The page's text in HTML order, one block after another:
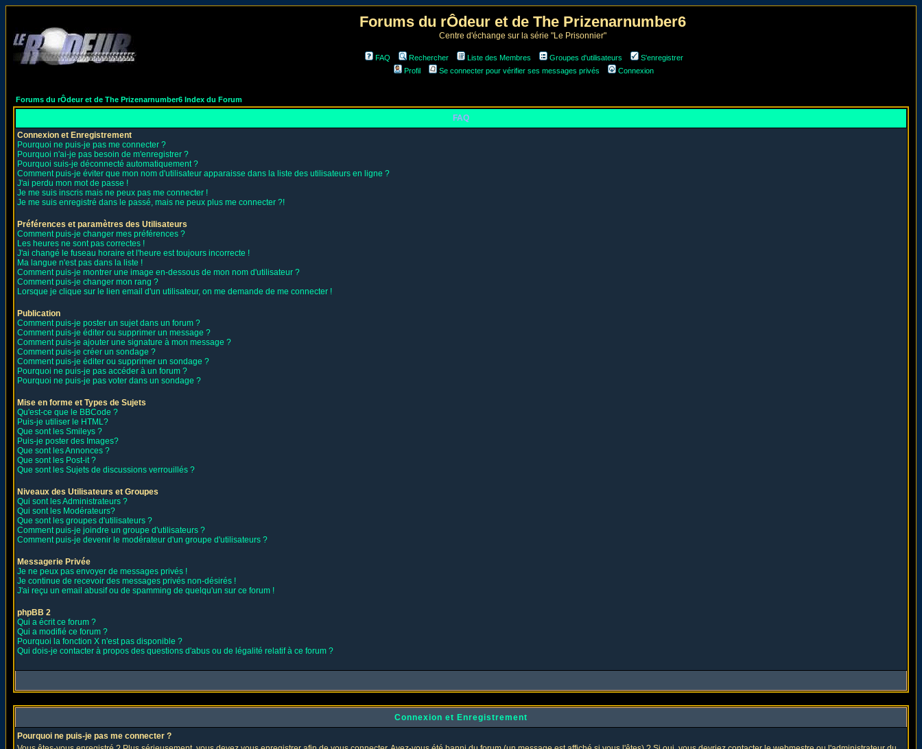
Forums du rÔdeur et de The Prizenarnumber6
Centre d'échange sur la série "Le Prisonnier"
FAQ Rechercher Liste des Membres Groupes d'utilisateurs
S'enregistrer
Profil
Se connecter pour vérifier ses messages privés Connexion
Forums du rÔdeur et de The Prizenarnumber6 Index du Forum
FAQ
Connexion et Enregistrement
Pourquoi ne puis-je pas me connecter ?
Pourquoi n'ai-je pas besoin de m'enregistrer ?
Pourquoi suis-je déconnecté automatiquement ?
Comment puis-je éviter que mon nom d'utilisateur apparaisse dans la liste des utilisateurs en ligne ?
J'ai perdu mon mot de passe !
Je me suis inscris mais ne peux pas me connecter !
Je me suis enregistré dans le passé, mais ne peux plus me connecter ?!
Préférences et paramètres des Utilisateurs
Comment puis-je changer mes préférences ?
Les heures ne sont pas correctes !
J'ai changé le fuseau horaire et l'heure est toujours incorrecte !
Ma langue n'est pas dans la liste !
Comment puis-je montrer une image en-dessous de mon nom d'utilisateur ?
Comment puis-je changer mon rang ?
Lorsque je clique sur le lien email d'un utilisateur, on me demande de me connecter !
Publication
Comment puis-je poster un sujet dans un forum ?
Comment puis-je éditer ou supprimer un message ?
Comment puis-je ajouter une signature à mon message ?
Comment puis-je créer un sondage ?
Comment puis-je éditer ou supprimer un sondage ?
Pourquoi ne puis-je pas accéder à un forum ?
Pourquoi ne puis-je pas voter dans un sondage ?
Mise en forme et Types de Sujets
Qu'est-ce que le BBCode ?
Puis-je utiliser le HTML?
Que sont les Smileys ?
Puis-je poster des Images?
Que sont les Annonces ?
Que sont les Post-it ?
Que sont les Sujets de discussions verrouillés ?
Niveaux des Utilisateurs et Groupes
Qui sont les Administrateurs ?
Qui sont les Modérateurs?
Que sont les groupes d'utilisateurs ?
Comment puis-je joindre un groupe d'utilisateurs ?
Comment puis-je devenir le modérateur d'un groupe d'utilisateurs ?
Messagerie Privée
Je ne peux pas envoyer de messages privés !
Je continue de recevoir des messages privés non-désirés !
J'ai reçu un email abusif ou de spamming de quelqu'un sur ce forum !
phpBB 2
Qui a écrit ce forum ?
Qui a modifié ce forum ?
Pourquoi la fonction X n'est pas disponible ?
Qui dois-je contacter à propos des questions d'abus ou de légalité relatif à ce forum ?
Connexion et Enregistrement
Pourquoi ne puis-je pas me connecter ?